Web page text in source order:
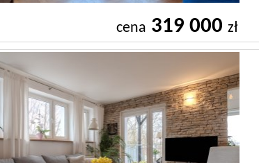
cena 319 000 zł